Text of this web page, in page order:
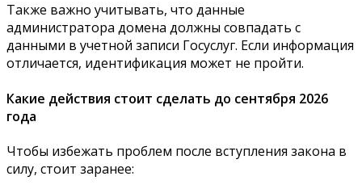
Также важно учитывать, что данные
администратора домена должны совпадать с
данными в учетной записи Госуслуг. Если информация
отличается, идентификация может не пройти.
Какие действия стоит сделать до сентября 2026
года
Чтобы избежать проблем после вступления закона в
силу, стоит заранее: